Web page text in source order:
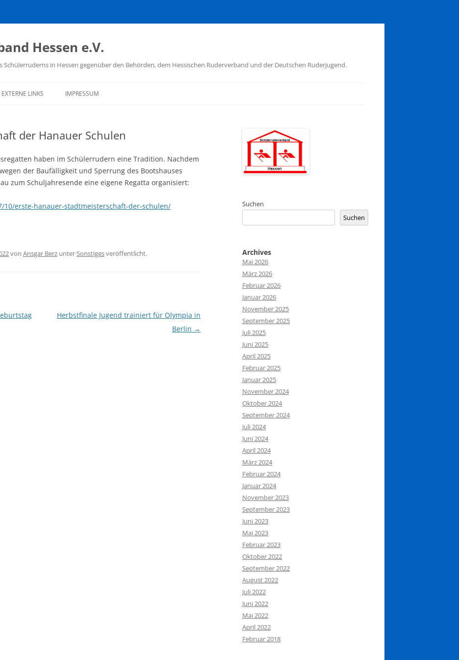
Hessen e.V.
Schülerruderns in Hessen gegenüber den Behörden, dem Hessischen Ruderverband und der Deutschen Ruderjugend.
EXTERNE LINKS
HESSISCHER RUDERVERBAND
HKM SCHULSPORT
IMPRESSUM
der Hanauer Schulen
haben im Schülerrudern eine Tradition. Nachdem
der Baufälligkeit und Sperrung des Bootshauses
zum Schuljahresende eine eigene Regatta organisiert:
10/erste-hanauer-stadtmeisterschaft-der-schulen/
von Ansgar Berz unterSonstigesveröffentlicht.
Herbstfinale Jugend trainiert für Olympia in
Berlin →
Suchen
Suchen
Archives
Mai 2026
März 2026
Februar 2026
Januar 2026
November 2025
September 2025
Juli 2025
Juni 2025
April 2025
Februar 2025
Januar 2025
November 2024
Oktober 2024
September 2024
Juli 2024
Juni 2024
April 2024
März 2024
Februar 2024
Januar 2024
November 2023
September 2023
Juni 2023
Mai 2023
Februar 2023
Oktober 2022
September 2022
August 2022
Juli 2022
Juni 2022
Mai 2022
April 2022
Februar 2018